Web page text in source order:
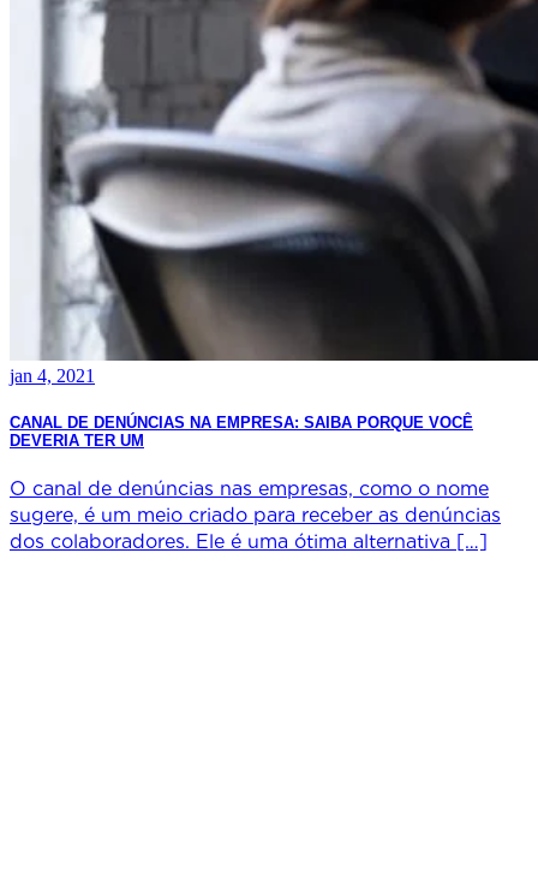
jan 4, 2021
CANAL DE DENÚNCIAS NA EMPRESA: SAIBA PORQUE VOCÊ
DEVERIA TER UM
O canal de denúncias nas empresas, como o nome
sugere, é um meio criado para receber as denúncias
dos colaboradores. Ele é uma ótima alternativa […]